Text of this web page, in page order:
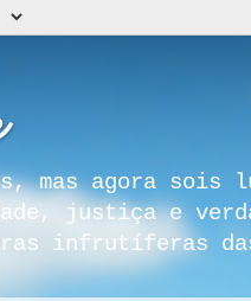
mas agora sois
justiça e
infrutíferas